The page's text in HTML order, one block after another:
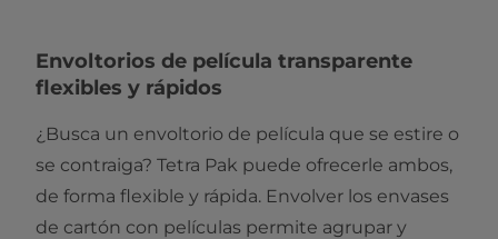
​​​​​​Envoltorios de película transparente
flexibles y rápidos
¿Busca un envoltorio de película que se estire o
se contraiga? Tetra Pak puede ofrecerle ambos,
de forma flexible y rápida. Envolver los envases
de cartón con películas permite agrupar y